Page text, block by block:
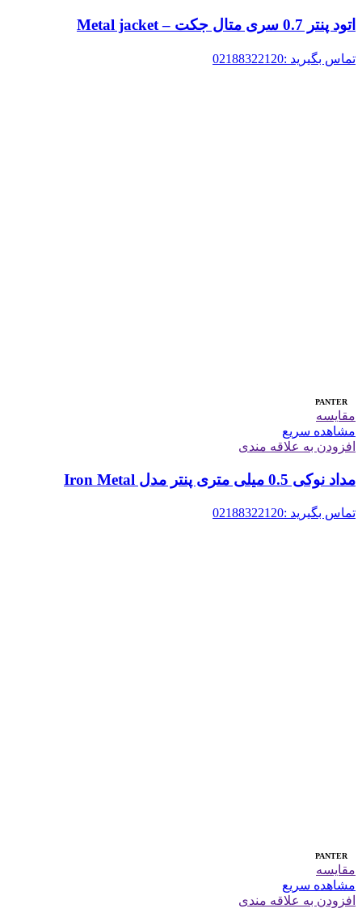
اتود پنتر 0.7 سری متال جکت – Metal jacket
تماس بگیرید :02188322120
PANTER
مقایسه
مشاهده سریع
افزودن به علاقه مندی
مداد نوکی 0.5 میلی متری پنتر مدل Iron Metal
تماس بگیرید :02188322120
PANTER
مقایسه
مشاهده سریع
افزودن به علاقه مندی